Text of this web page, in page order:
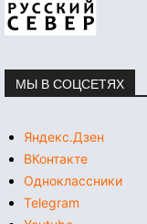
МЫ В СОЦСЕТЯХ
Яндекс.Дзен
ВКонтакте
Одноклассники
Telegram